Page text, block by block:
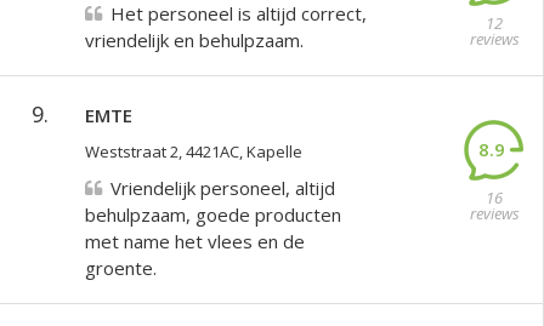
12
reviews
Het personeel is altijd correct,
vriendelijk en behulpzaam.
9. EMTE
Weststraat 2, 4421AC, Kapelle 8.9
16
reviews
Vriendelijk personeel, altijd
behulpzaam, goede producten
met name het vlees en de
groente.